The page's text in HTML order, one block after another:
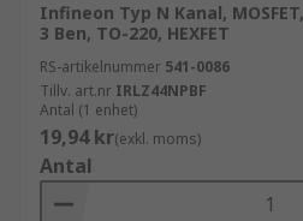
Infineon Typ N Kanal,
3 Ben, TO-220, HEXFET
RS-artikelnummer 541-0086
Tillv. art.nr IRLZ44NPBF
Antal (1 enhet)
19,94 kr(exkl. moms)
Antal